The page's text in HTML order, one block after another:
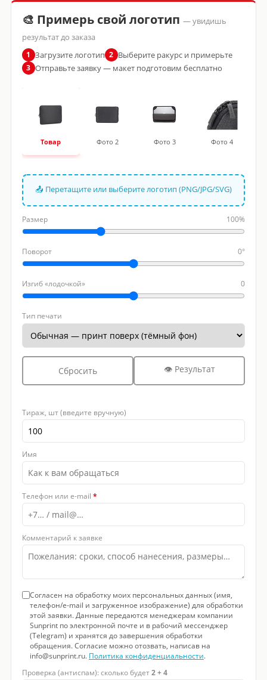
🎨 Примерь свой логотип — увидишь
результат до заказа
1 Загрузите логотип 2 Выберите ракурс и примерьте
3 Отправьте заявку — макет подготовим бесплатно
Товар Фото 2 Фото 3 Фото 4
📤 Перетащите или выберите логотип (PNG/JPG/SVG)
Размер 100%
Поворот 0°
Изгиб «лодочкой» 0
Тип печати
Сбросить 👁 Результат
Тираж, шт (введите вручную)
Имя
Телефон или e-mail *
Комментарий к заявке
Согласен на обработку моих персональных данных (имя,
телефон/e-mail и загруженное изображение) для обработки
этой заявки. Данные передаются менеджерам компании
Sunprint по электронной почте и в рабочий мессенджер
(Telegram) и хранятся до завершения обработки
обращения. Согласие можно отозвать, написав на
info@sunprint.ru. Политика конфиденциальности.
Проверка (антиспам): сколько будет2 + 4